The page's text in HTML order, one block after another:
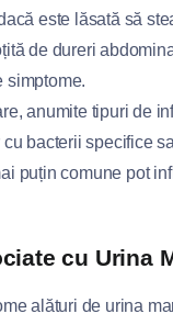
este lăsată să
de dureri
simptome.
anumite tipuri de
bacterii specifice
puțin comune pot
cu Urina
alături de urina